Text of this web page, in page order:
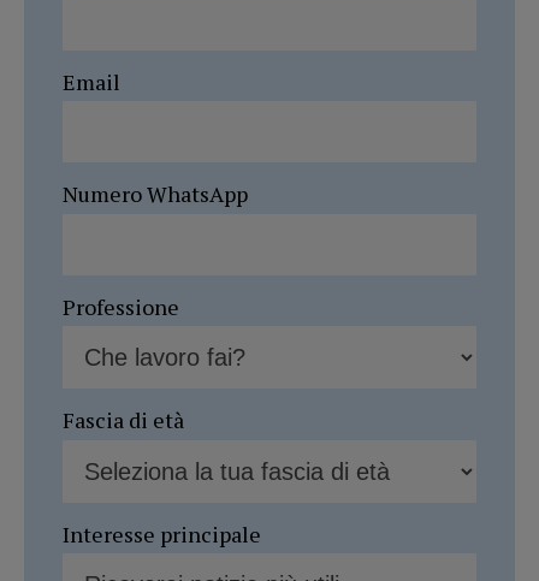
Email
Numero WhatsApp
Professione
Fascia di età
Interesse principale